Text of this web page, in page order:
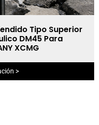
Tipo Superior
DM45 Para
XCMG
>